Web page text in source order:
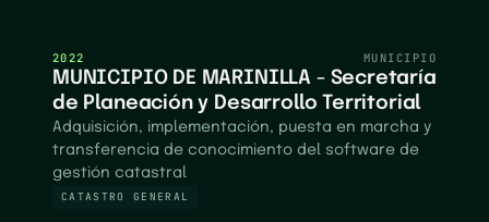
2022 MUNICIPIO
MUNICIPIO DE MARINILLA - Secretaría
de Planeación y Desarrollo Territorial
Adquisición, implementación, puesta en marcha y
transferencia de conocimiento del software de
gestión catastral
CATASTRO GENERAL